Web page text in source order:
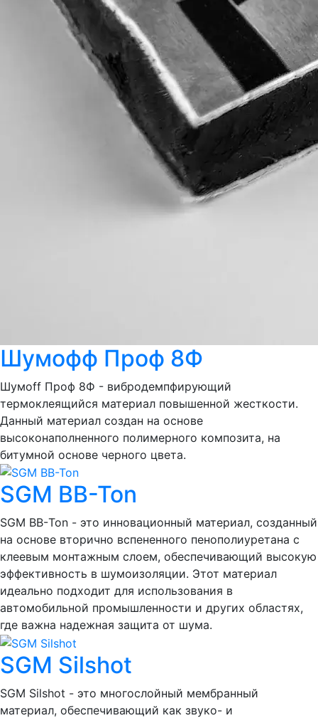
Шумофф Проф 8Ф
Шумоff Проф 8Ф - вибродемпфирующий
термоклеящийся материал повышенной жесткости.
Данный материал создан на основе
высоконаполненного полимерного композита, на
битумной основе черного цвета.
SGM BB-Ton
SGM ВВ-Ton - это инновационный материал, созданный
на основе вторично вспененного пенополиуретана с
клеевым монтажным слоем, обеспечивающий высокую
эффективность в шумоизоляции. Этот материал
идеально подходит для использования в
автомобильной промышленности и других областях,
где важна надежная защита от шума.
SGM Silshot
SGM Silshot - это многослойный мембранный
материал, обеспечивающий как звуко- и